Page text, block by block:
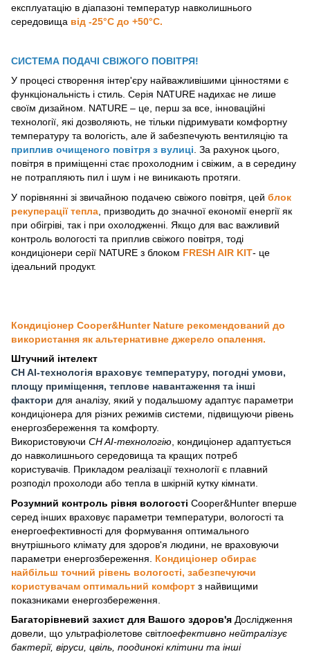
експлуатацію в діапазоні температур навколишнього
середовища від -25°С до +50°С.
СИСТЕМА ПОДАЧІ СВІЖОГО ПОВІТРЯ!
У процесі створення інтер'єру найважливішими цінностями є
функціональність і стиль. Серія NATURE надихає не лише
своїм дизайном. NATURE – це, перш за все, інноваційні
технології, які дозволяють, не тільки підримувати комфортну
температуру та вологість, але й забезпечують вентиляцію та
приплив очищеного повітря з вулиці . За рахунок цього,
повітря в приміщенні стає прохолодним і свіжим, а в середину
не потрапляють пил і шум і не виникають протяги.
У порівнянні зі звичайною подачею свіжого повітря, цей блок
рекуперації тепла , призводить до значної економії енергії як
при обігріві, так і при охолодженні. Якщо для вас важливий
контроль вологості та приплив свіжого повітря, тоді
кондиціонери серії NATURE з блоком FRESH AIR KIT- це
ідеальний продукт.
Кондиціонер Cooper&Hunter Nature рекомендований до
використання як альтернативне джерело опалення.
Штучний інтелект
CH AI-технологія враховує температуру, погодні умови,
площу приміщення, теплове навантаження та інші
фактори для аналізу, який у подальшому адаптує параметри
кондиціонера для різних режимів системи, підвищуючи рівень
енергозбереження та комфорту.
Використовуючи CH AI-технологію , кондиціонер адаптується
до навколишнього середовища та кращих потреб
користувачів. Прикладом реалізації технології є плавний
розподіл прохолоди або тепла в шкірній кутку кімнати.
Розумний контроль рівня вологості Cooper&Hunter вперше
серед інших враховує параметри температури, вологості та
енергоефективності для формування оптимального
внутрішнього клімату для здоров'я людини, не враховуючи
параметри енергозбереження. Кондиціонер обирає
найбільш точний рівень вологості, забезпечуючи
користувачам оптимальний комфорт з найвищими
показниками енергозбереження.
Багаторівневий захист для Вашого здоров'я Дослідження
довели, що ультрафіолетове світлоефективно нейтралізує
бактерії, віруси, цвіль, поодинокі клітини та інші